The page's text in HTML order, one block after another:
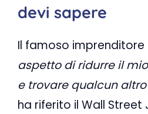
devi sapere
Il famoso imprenditore
aspetto di ridurre il
e trovare qualcun
ha riferito il Wall Street